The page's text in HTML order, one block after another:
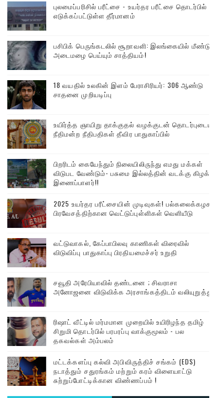
புலமைப்பரிசில் பரீட்சை - உயர்தர பரீட்சை தொடர்பில்
எடுக்கப்பட்டுள்ள தீர்மானம்
பசிபிக் பெருங்கடலில் சூறாவளி: இலங்கையில் மீண்டும்
அடைமழை பெய்யும் சாத்தியம்!
18 வயதில் உலகின் இளம் பேராசிரியர்: 306 ஆண்டு
சாதனை முறியடிப்பு
உயிர்த்த ஞாயிறு தாக்குதல் வழக்குடன் தொடர்புடைய
நீதிமன்ற நீதிபதிகள் தீவிர பாதுகாப்பில்
பிறரிடம் கையேந்தும் நிலையிலிருந்து எமது மக்கள்
விடுபட வேண்டும்- பசுமை இல்லத்தின் வடக்கு கிழக்கு
இணைப்பாளர்!!
2025 உயர்தர பரீட்சையின் முடிவுகள்! பல்கலைக்கழக
பிரவேசத்திற்கான வெட்டுப்புள்ளிகள் வெளியீடு
வட்டுவாகல், கேப்பாபிலவு காணிகள் விரைவில்
விடுவிப்பு பாதுகாப்பு பிரதியமைச்சர் உறுதி
சவூதி அரேபியாவில் தண்டனை ; சிவராசா
அனோஜனை விடுவிக்க அரசாங்கத்திடம் வலியுறுத்து
ரிஷாட் வீட்டில் மர்மமான முறையில் உயிரிழந்த தமிழ்
சிறுமி தொடர்பில் பரபரப்பு வாக்குமூலம் - பல
தகவல்கள் அம்பலம்
மட்டக்களப்பு கல்வி அபிவிருத்திச் சங்கம் (EDS)
நடாத்தும் சதுரங்கம் மற்றும் கரம் விளையாட்டு
சுற்றுப்போட்டிக்கான விண்ணப்பம் !